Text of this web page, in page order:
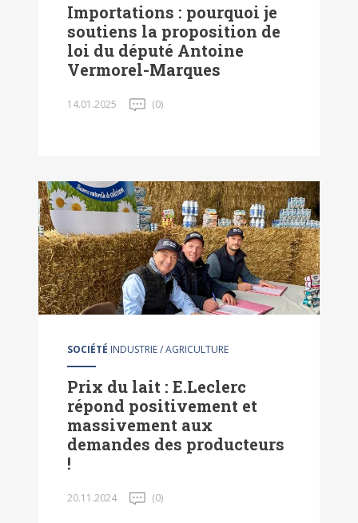
Importations : pourquoi je
soutiens la proposition de
loi du député Antoine
Vermorel-Marques
14.01.2025 (0)
SOCIÉTÉ INDUSTRIE / AGRICULTURE
Prix du lait : E.Leclerc
répond positivement et
massivement aux
demandes des producteurs
!
20.11.2024 (0)